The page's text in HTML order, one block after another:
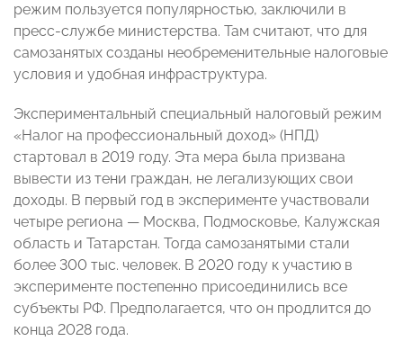
режим пользуется популярностью, заключили в
пресс-службе министерства. Там считают, что для
самозанятых созданы необременительные налоговые
условия и удобная инфраструктура.
Экспериментальный специальный налоговый режим
«Налог на профессиональный доход» (НПД)
стартовал в 2019 году. Эта мера была призвана
вывести из тени граждан, не легализующих свои
доходы. В первый год в эксперименте участвовали
четыре региона — Москва, Подмосковье, Калужская
область и Татарстан. Тогда самозанятыми стали
более 300 тыс. человек. В 2020 году к участию в
эксперименте постепенно присоединились все
субъекты РФ. Предполагается, что он продлится до
конца 2028 года.